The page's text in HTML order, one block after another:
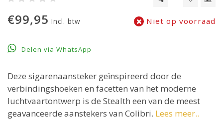
€99,95 Incl. btw Niet op voorraad
Delen via WhatsApp
Deze sigarenaansteker geïnspireerd door de
verbindingshoeken en facetten van het moderne
luchtvaartontwerp is de Stealth een van de meest
geavanceerde aanstekers van Colibri. Lees meer..